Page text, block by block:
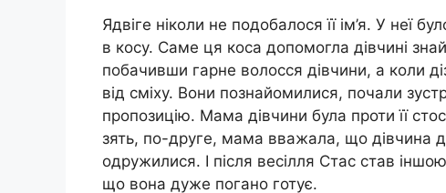
Ядвіге ніколи не подобалося її ім’я. У неї
в косу. Саме ця коса допомогла дівчині
побачивши гарне волосся дівчини, а коли
від сміху. Вони познайомилися, почали
пропозицію. Мама дівчини була проти її
зять, по-друге, мама вважала, що дівчина
одружилися. І після весілля Стас став
що вона дуже погано готує.